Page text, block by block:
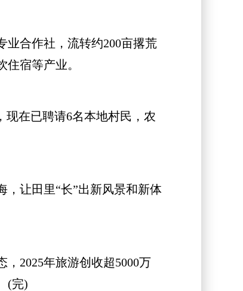
合作社，流转约200亩撂荒
宿等产业。
在已聘请6名本地村民，农
让田里“长”出新风景和新体
2025年旅游创收超5000万
(完)